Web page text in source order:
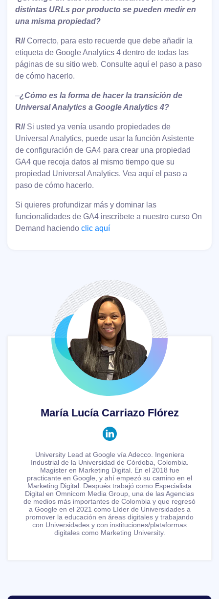
distintas URLs por producto se pueden medir en
una misma propiedad?
R//Correcto, para esto recuerde que debe añadir la
etiqueta de Google Analytics 4 dentro de todas las
páginas de su sitio web. Consulte aquí el paso a paso
de cómo hacerlo.
–¿Cómo es la forma de hacer la transición de
Universal Analytics a Google Analytics 4?
R//Si usted ya venía usando propiedades de
Universal Analytics, puede usar la función Asistente
de configuración de GA4 para crear una propiedad
GA4 que recoja datos al mismo tiempo que su
propiedad Universal Analytics. Vea aquí el paso a
paso de cómo hacerlo.
Si quieres profundizar más y dominar las
funcionalidades de GA4 inscríbete a nuestro curso On
Demand haciendo clic aquí
María Lucía Carriazo Flórez
University Lead at Google vía Adecco. Ingeniera
Industrial de la Universidad de Córdoba, Colombia.
Magister en Marketing Digital. En el 2018 fue
practicante en Google, y ahí empezó su camino en el
Marketing Digital. Después trabajó como Especialista
Digital en Omnicom Media Group, una de las Agencias
de medios más importantes de Colombia y que regresó
a Google en el 2021 como Líder de Universidades a
promover la educación en áreas digitales y trabajando
con Universidades y con instituciones/plataformas
digitales como Marketing University.